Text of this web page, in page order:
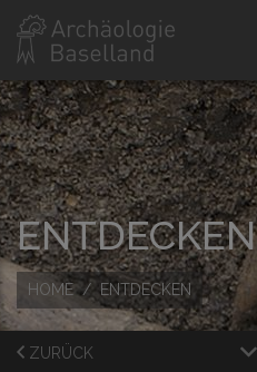
ENTDECKEN
HOME ENTDECKEN
ZURÜCK